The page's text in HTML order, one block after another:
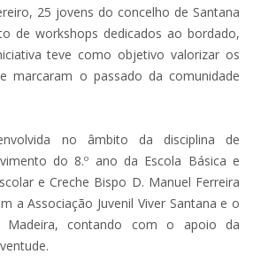
25 jovens do concelho de Santana
de workshops dedicados ao bordado,
teve como objetivo valorizar os
marcaram o passado da comunidade
no âmbito da disciplina de
do 8.º ano da Escola Básica e
e Creche Bispo D. Manuel Ferreira
a Associação Juvenil Viver Santana e o
Madeira, contando com o apoio da